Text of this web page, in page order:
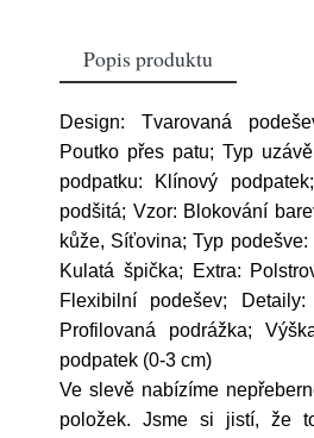
Popis produktu
Design: Tvarovaná
Poutko přes patu; Typ
podpatku: Klínový
podšitá; Vzor: Blokování
kůže, Síťovina; Typ
Kulatá špička; Extra:
Flexibilní podešev;
Profilovaná podrážka;
podpatek (0-3 cm)
Ve slevě nabízíme
položek. Jsme si jistí, že